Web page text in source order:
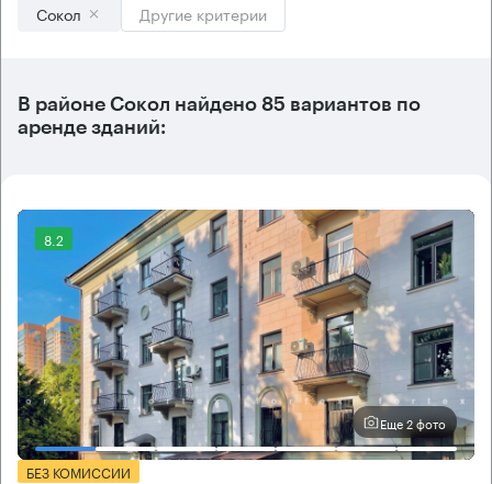
Сокол Другие критерии
В районе Сокол найдено 85 вариантов по
аренде зданий:
8.2
Еще 2 фото
БЕЗ КОМИССИИ